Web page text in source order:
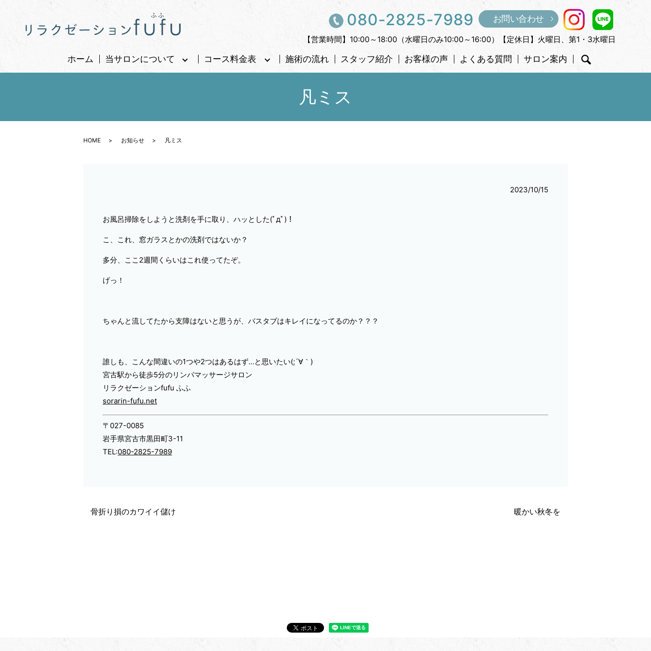
080-2825-7989 お問い合わせ
【営業時間】10:00～18:00（水曜日のみ10:00～16:00）【定休日】火曜日、第1・3水曜日
ホーム 当サロンについて コース料金表 施術の流れ スタッフ紹介 お客様の声 よくある質問 サロン案内
凡ミス
HOME お知らせ 凡ミス
2023/10/15
お風呂掃除をしようと洗剤を手に取り、ハッとした(ﾟдﾟ)！
こ、これ、窓ガラスとかの洗剤ではないか？
多分、ここ2週間くらいはこれ使ってたぞ。
げっ！
ちゃんと流してたから支障はないと思うが、バスタブはキレイになってるのか？？？
誰しも、こんな間違いの1つや2つはあるはず…と思いたい(;´∀｀)
宮古駅から徒歩5分のリンパマッサージサロン
リラクゼーションfufu ふふ
sorarin-fufu.net
〒027-0085
岩手県宮古市黒田町3-11
TEL:080-2825-7989
骨折り損のカワイイ儲け 暖かい秋冬を